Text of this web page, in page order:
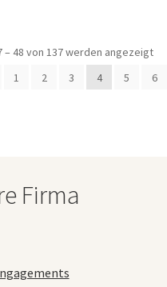
Die
Optionen
können
– 48 von 137 werden angezeigt
1
2 3 4 5 6
Firma